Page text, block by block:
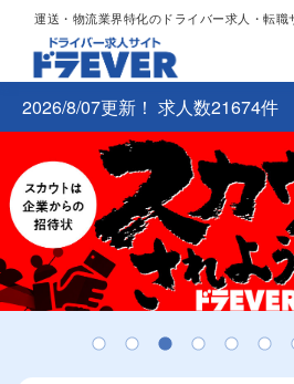
運送・物流業界特化のドライバー求人・転職
2026/8/07更新！ 求人数21674件